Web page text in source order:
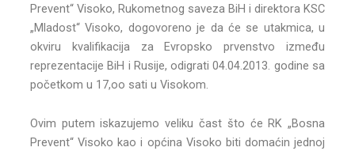
Prevent“ Visoko, Rukometnog saveza BiH i direktora KSC
„Mladost“ Visoko, dogovoreno je da će se utakmica, u
okviru kvalifikacija za Evropsko prvenstvo između
reprezentacije BiH i Rusije, odigrati 04.04.2013. godine sa
početkom u 17,oo sati u Visokom.
Ovim putem iskazujemo veliku čast što će RK „Bosna
Prevent“ Visoko kao i općina Visoko biti domaćin jednoj